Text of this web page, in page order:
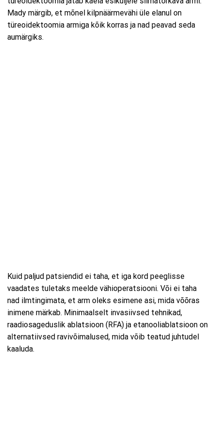
Mady märgib, et mõnel kilpnäärmevähi üle elanul on
türeoidektoomia armiga kõik korras ja nad peavad seda
aumärgiks.
Kuid paljud patsiendid ei taha, et iga kord peeglisse
vaadates tuletaks meelde vähioperatsiooni. Või ei taha
nad ilmtingimata, et arm oleks esimene asi, mida võõras
inimene märkab. Minimaalselt invasiivsed tehnikad,
raadiosageduslik ablatsioon (RFA) ja etanooliablatsioon on
alternatiivsed ravivõimalused, mida võib teatud juhtudel
kaaluda.